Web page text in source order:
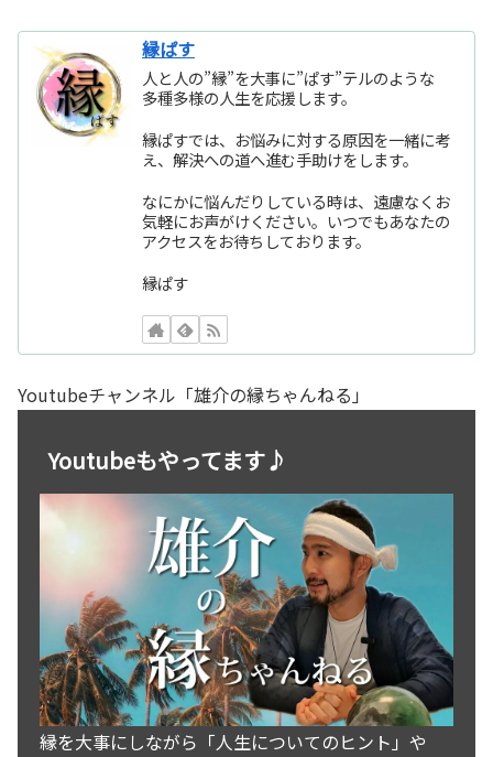
縁ぱす
人と人の”縁”を大事に”ぱす”テルのような
多種多様の人生を応援します。
縁ぱすでは、お悩みに対する原因を一緒に考
え、解決への道へ進む手助けをします。
なにかに悩んだりしている時は、遠慮なくお
気軽にお声がけください。いつでもあなたの
アクセスをお待ちしております。
縁ぱす
Youtubeチャンネル「雄介の縁ちゃんねる」
Youtubeもやってます♪
縁を大事にしながら「人生についてのヒント」や